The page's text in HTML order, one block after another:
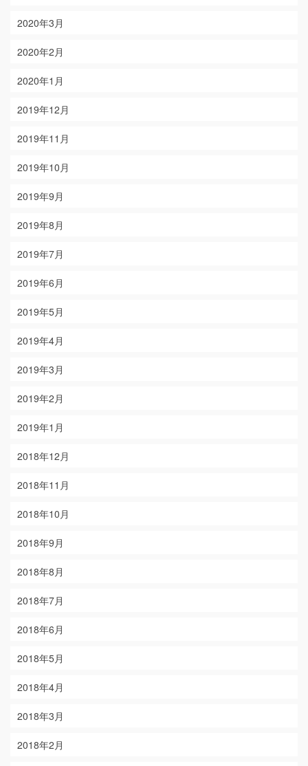
2020年3月
2020年2月
2020年1月
2019年12月
2019年11月
2019年10月
2019年9月
2019年8月
2019年7月
2019年6月
2019年5月
2019年4月
2019年3月
2019年2月
2019年1月
2018年12月
2018年11月
2018年10月
2018年9月
2018年8月
2018年7月
2018年6月
2018年5月
2018年4月
2018年3月
2018年2月